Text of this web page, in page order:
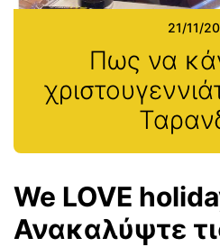
21/11/
Πως να
We LOVE
Ανακαλύψτε